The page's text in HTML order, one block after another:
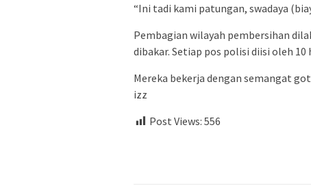
“Ini tadi kami patungan, swadaya
Pembagian wilayah pembersihan
dibakar. Setiap pos polisi diisi oleh
Mereka bekerja dengan semangat
izz
Post Views: 556